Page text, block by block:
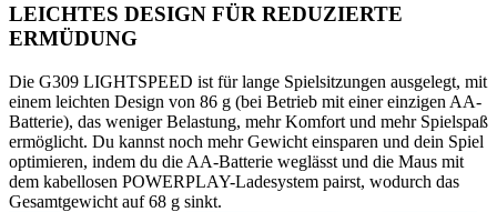
LEICHTES DESIGN FÜR REDUZIERTE
ERMÜDUNG
Die G309 LIGHTSPEED ist für lange Spielsitzungen ausgelegt, mit
einem leichten Design von 86 g (bei Betrieb mit einer einzigen AA-
Batterie), das weniger Belastung, mehr Komfort und mehr Spielspaß
ermöglicht. Du kannst noch mehr Gewicht einsparen und dein Spiel
optimieren, indem du die AA-Batterie weglässt und die Maus mit
dem kabellosen POWERPLAY-Ladesystem pairst, wodurch das
Gesamtgewicht auf 68 g sinkt.